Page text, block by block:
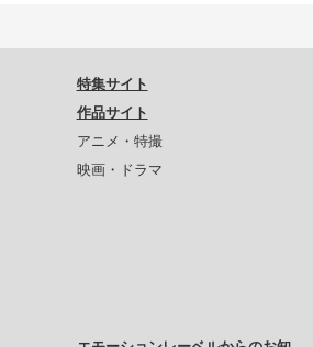
特集サイト
作品サイト
アニメ・特撮
映画・ドラマ